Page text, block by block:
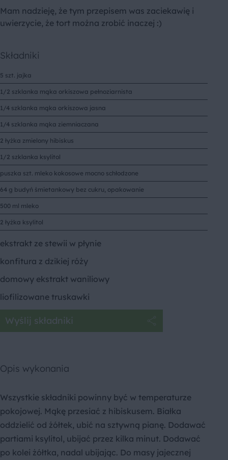
Mam nadzieję, że tym przepisem was zaciekawię i
uwierzycie, że tort można zrobić inaczej :)
Składniki
5 szt. jajka
1/2 szklanka mąka orkiszowa pełnoziarnista
1/4 szklanka mąka orkiszowa jasna
1/4 szklanka mąka ziemniaczana
2 łyżka zmielony hibiskus
1/2 szklanka ksylitol
puszka szt. mleko kokosowe mocno schłodzone
64 g budyń śmietankowy bez cukru, opakowanie
500 ml mleko
2 łyżka ksylitol
ekstrakt ze stewii w płynie
konfitura z dzikiej róży
domowy ekstrakt waniliowy
liofilizowane truskawki
Wyślij składniki
Opis wykonania
Wszystkie składniki powinny być w temperaturze
pokojowej. Mąkę przesiać z hibiskusem. Białka
oddzielić od żółtek, ubić na sztywną pianę. Dodawać
partiami ksylitol, ubijać przez kilka minut. Dodawać
po kolei żółtka, nadal ubijając. Do masy jajecznej